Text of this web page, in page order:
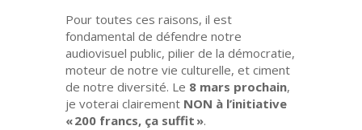
Pour toutes ces raisons, il est
fondamental de défendre notre
audiovisuel public, pilier de la démocratie,
moteur de notre vie culturelle, et ciment
de notre diversité. Le 8 mars prochain,
je voterai clairement NON à l’initiative
« 200 francs, ça suffit ».